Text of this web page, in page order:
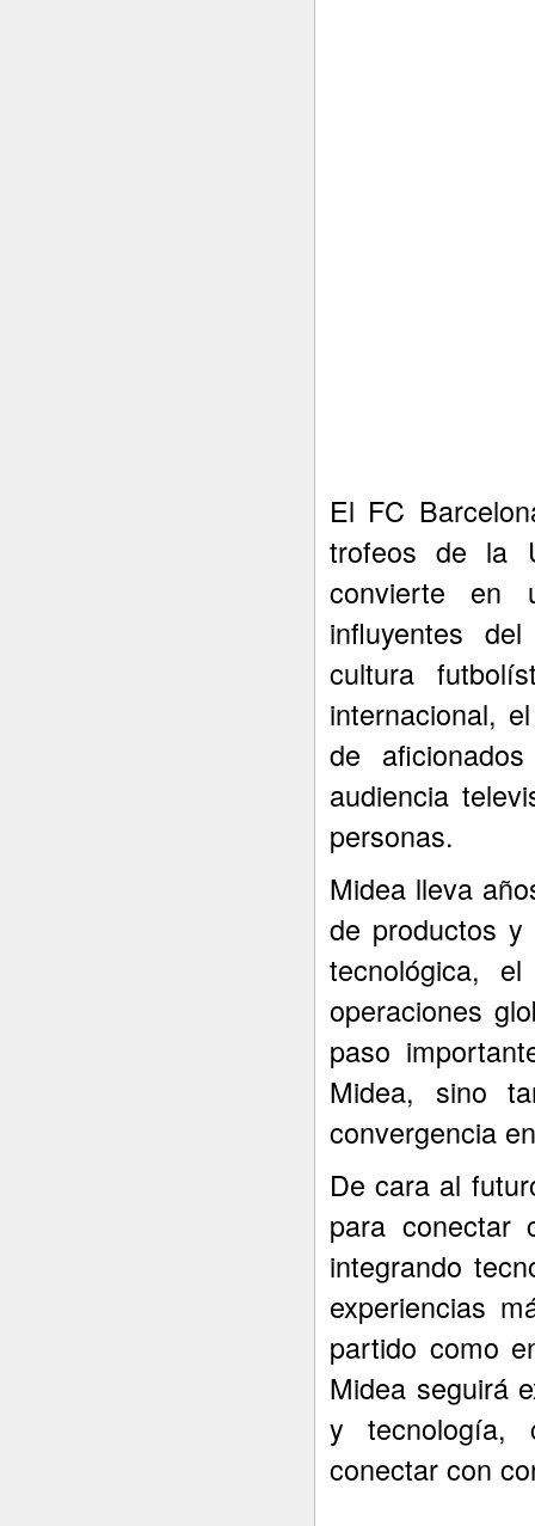
El FC
trofeos de la
convierte en
influyentes
cultura
internacional,
de
audiencia
personas.
Midea lleva
de productos y
tecnológica,
operaciones
paso
Midea, sino
convergencia
De cara al
para conectar
integrando
experiencias
partido como
Midea seguirá
y tecnología,
conectar con